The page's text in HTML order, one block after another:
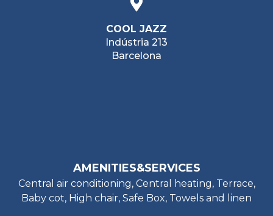
COOL JAZZ
Indústria 213
Barcelona
AMENITIES&SERVICES
Central air conditioning, Central heating, Terrace,
Baby cot, High chair, Safe Box, Towels and linen